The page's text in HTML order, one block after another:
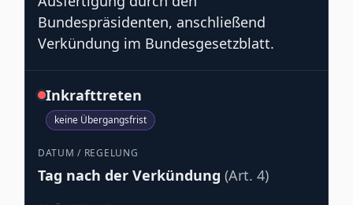
Bundespräsidenten, anschließend
Verkündung im Bundesgesetzblatt.
Inkrafttreten
keine Übergangsfrist
Tag nach der Verkündung (Art. 4)